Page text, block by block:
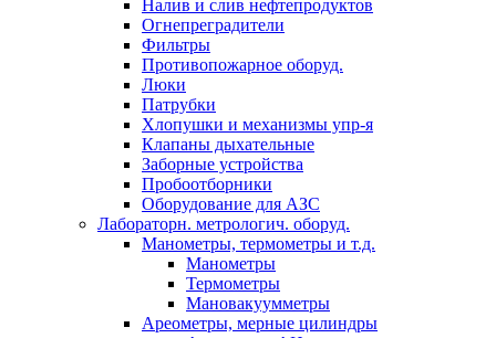
Налив и слив нефтепродуктов
Огнепреградители
Фильтры
Противопожарное оборуд.
Люки
Патрубки
Хлопушки и механизмы упр-я
Клапаны дыхательные
Заборные устройства
Пробоотборники
Оборудование для АЗС
Лабораторн. метрологич. оборуд.
Манометры, термометры и т.д.
Манометры
Термометры
Мановакуумметры
Ареометры, мерные цилиндры